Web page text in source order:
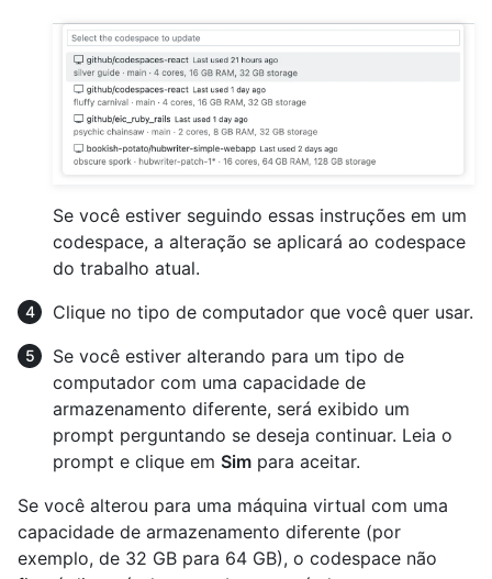
Se você estiver seguindo essas instruções em um
codespace, a alteração se aplicará ao codespace
do trabalho atual.
Clique no tipo de computador que você quer usar.
Se você estiver alterando para um tipo de
computador com uma capacidade de
armazenamento diferente, será exibido um
prompt perguntando se deseja continuar. Leia o
prompt e clique em Sim para aceitar.
Se você alterou para uma máquina virtual com uma
capacidade de armazenamento diferente (por
exemplo, de 32 GB para 64 GB), o codespace não